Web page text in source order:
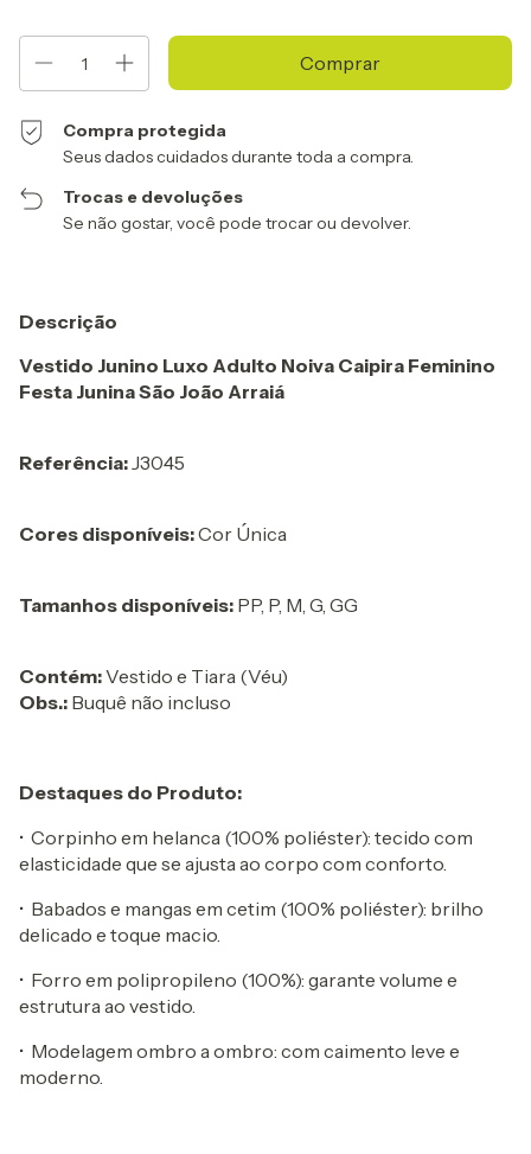
Compra protegida
Seus dados cuidados durante toda a compra.
Trocas e devoluções
Se não gostar, você pode trocar ou devolver.
Descrição
Vestido Junino Luxo Adulto Noiva Caipira Feminino
Festa Junina São João Arraiá
Referência:J3045
Cores disponíveis:Cor Única
Tamanhos disponíveis: PP, P, M, G, GG
Contém:Vestido e Tiara (Véu)
Obs.: Buquê não incluso
Destaques do Produto:
•⁠ ⁠Corpinho em helanca (100% poliéster): tecido com
elasticidade que se ajusta ao corpo com conforto.
•⁠ ⁠Babados e mangas em cetim (100% poliéster): brilho
delicado e toque macio.
•⁠ ⁠Forro em polipropileno (100%): garante volume e
estrutura ao vestido.
•⁠ ⁠Modelagem ombro a ombro: com caimento leve e
moderno.